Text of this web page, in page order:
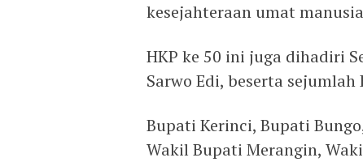
kesejahteraan umat
HKP ke 50 ini juga dihadiri
Sarwo Edi, beserta
Bupati Kerinci, Bupati
Wakil Bupati Merangin,